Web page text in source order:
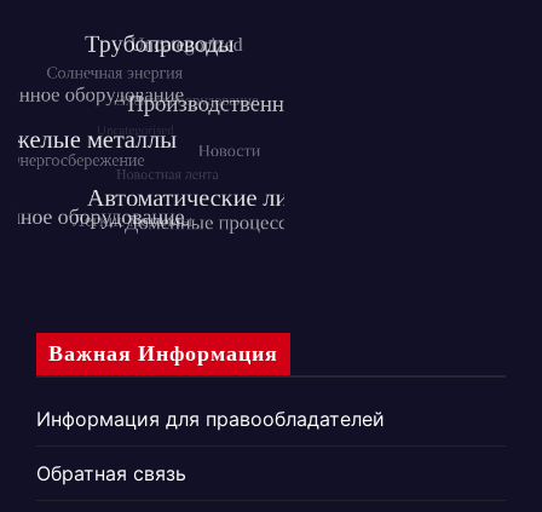
Важная Информация
Информация для правообладателей
Обратная связь